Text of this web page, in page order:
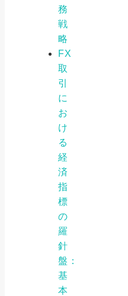
務
戦
略
FX
取
引
に
お
け
る
経
済
指
標
の
羅
針
盤：
基
本